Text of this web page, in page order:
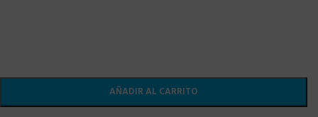
AÑADIR AL CARRITO